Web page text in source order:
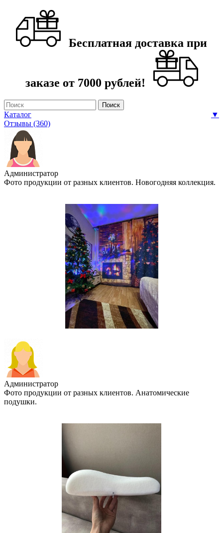
Бесплатная доставка при
заказе от 7000 рублей!
Каталог
▼
Отзывы (360)
Администратор
Фото продукции от разных клиентов. Новогодняя коллекция.
Администратор
Фото продукции от разных клиентов. Анатомические
подушки.